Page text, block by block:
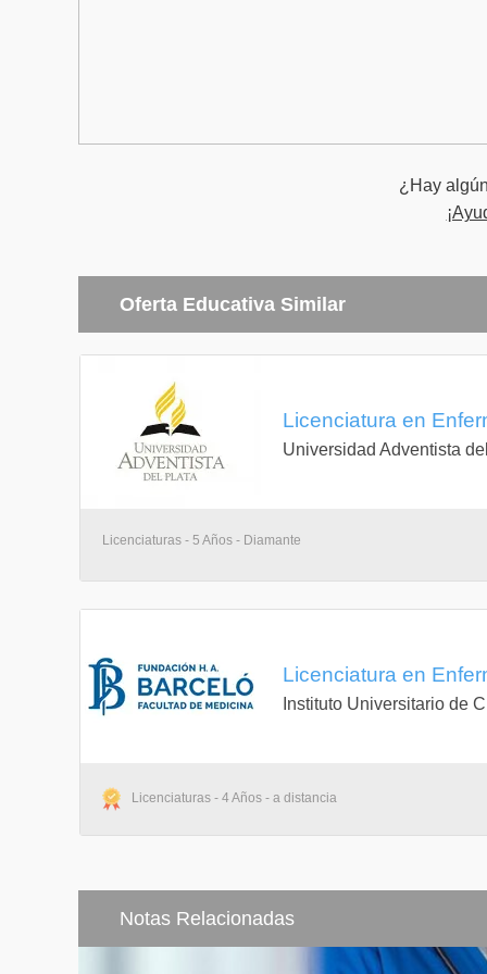
¿Hay
Oferta Educativa Similar
Licenciatura en
Universidad Adventista
Licenciaturas - 5 Años - Diamante
Licenciatura en
Instituto Universitario de
Licenciaturas - 4 Años - a distancia
Notas Relacionadas